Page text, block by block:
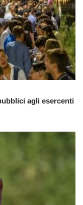
agli esercenti